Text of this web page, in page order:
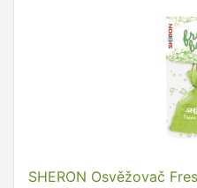
SHERON Osvěžovač